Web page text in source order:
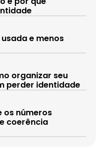
e menos
organizar seu
perder identidade
os números
coerência